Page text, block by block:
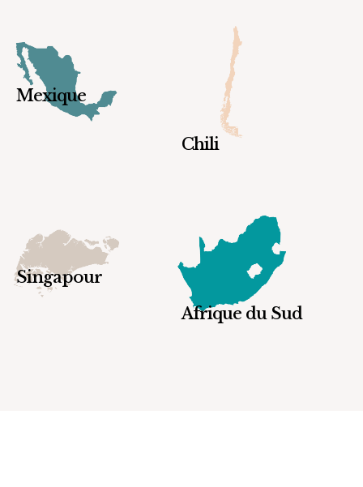
Mexique
Chili
Singapour
Afrique du Sud